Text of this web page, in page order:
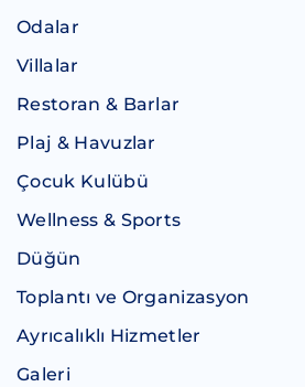
Odalar
Villalar
Restoran & Barlar
Plaj & Havuzlar
Çocuk Kulübü
Wellness & Sports
Düğün
Toplantı ve Organizasyon
Ayrıcalıklı Hizmetler
Galeri